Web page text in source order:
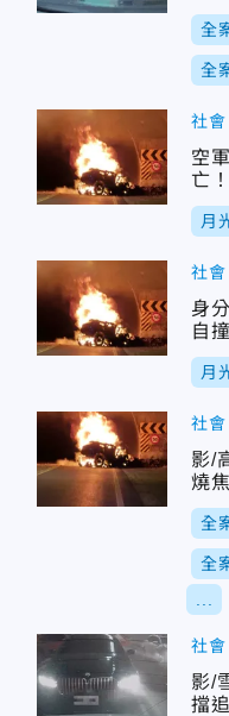
全
全
社會
空
亡
月
社會
身
自
月
社會
影/
燒
全
全
社會
影/
擋